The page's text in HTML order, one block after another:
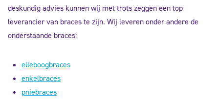
deskundig advies kunnen wij met trots zeggen een top
leverancier van braces te zijn. Wij leveren onder andere de
onderstaande braces:
elleboogbraces
enkelbraces
pniebraces